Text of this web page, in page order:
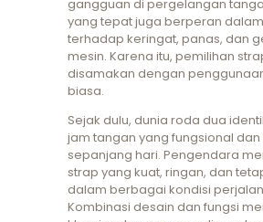
gangguan di pergelangan
yang tepat juga berperan
terhadap keringat, panas, dan
mesin. Karena itu, pemilihan
disamakan dengan
biasa.
Sejak dulu, dunia roda dua
jam tangan yang fungsional
sepanjang hari. Pengendara
strap yang kuat, ringan, dan
dalam berbagai kondisi
Kombinasi desain dan fungsi